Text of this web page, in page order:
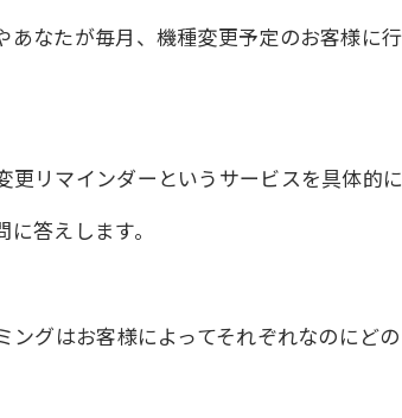
あなたが毎月、機種変更予定のお客様に
更リマインダーというサービスを具体的に
答えします。
ングはお客様によってそれぞれなのにど